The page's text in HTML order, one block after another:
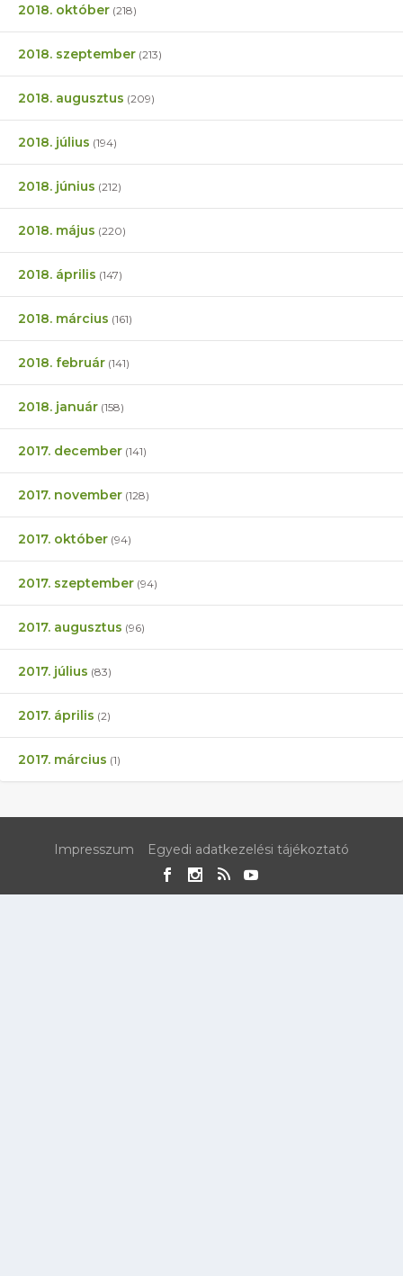
2018. október (218)
2018. szeptember (213)
2018. augusztus (209)
2018. július (194)
2018. június (212)
2018. május (220)
2018. április (147)
2018. március (161)
2018. február (141)
2018. január (158)
2017. december (141)
2017. november (128)
2017. október (94)
2017. szeptember (94)
2017. augusztus (96)
2017. július (83)
2017. április (2)
2017. március (1)
Impresszum Egyedi adatkezelési tájékoztató